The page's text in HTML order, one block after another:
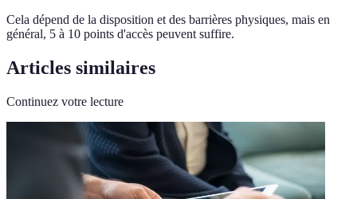
Cela dépend de la disposition et des barrières physiques, mais en
général, 5 à 10 points d'accès peuvent suffire.
Articles similaires
Continuez votre lecture